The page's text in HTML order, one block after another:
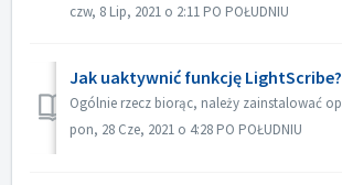
czw, 8 Lip, 2021 o 2:11 PO POŁUDNIU
Jak uaktywnić funkcję LightScribe?
pon, 28 Cze, 2021 o 4:28 PO POŁUDNIU